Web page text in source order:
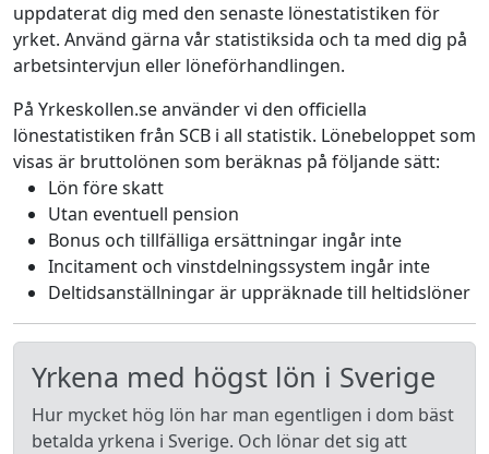
uppdaterat dig med den senaste lönestatistiken för
yrket. Använd gärna vår statistiksida och ta med dig på
arbetsintervjun eller löneförhandlingen.
På Yrkeskollen.se använder vi den officiella
lönestatistiken från SCB i all statistik. Lönebeloppet som
visas är bruttolönen som beräknas på följande sätt:
Lön före skatt
Utan eventuell pension
Bonus och tillfälliga ersättningar ingår inte
Incitament och vinstdelningssystem ingår inte
Deltidsanställningar är uppräknade till heltidslöner
Yrkena med högst lön i Sverige
Hur mycket hög lön har man egentligen i dom bäst
betalda yrkena i Sverige. Och lönar det sig att